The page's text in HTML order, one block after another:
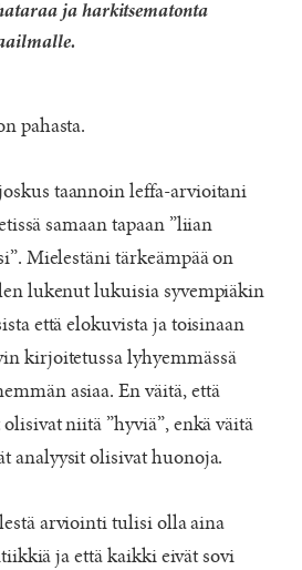
ja harkitsematonta
pahasta.
taannoin leffa-arvioitani
samaan tapaan ”liian
Mielestäni tärkeämpää on
lukenut lukuisia syvempiäkin
että elokuvista ja toisinaan
kirjoitetussa lyhyemmässä
asiaa. En väitä, että
niitä ”hyviä”, enkä väitä
analyysit olisivat huonoja.
arviointi tulisi olla aina
ja että kaikki eivät sovi